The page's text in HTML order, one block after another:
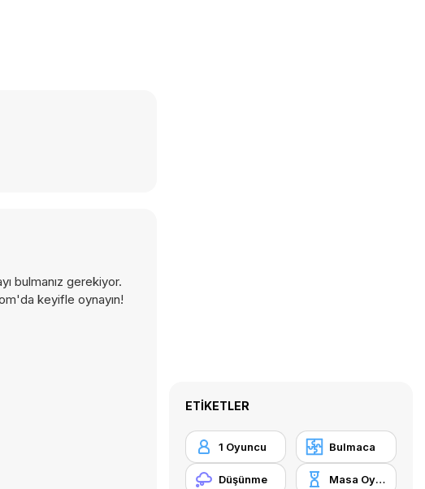
bulmanız gerekiyor.
keyifle oynayın!
ETIKETLER
1 Oyuncu Bulmaca
Düşünme Masa Oyunu